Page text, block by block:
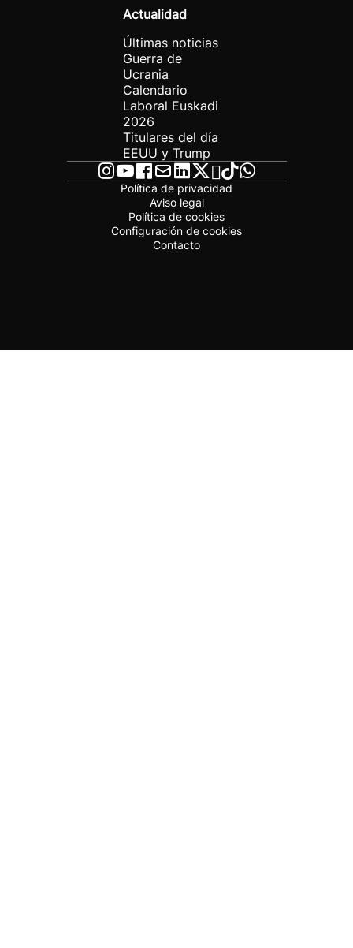
Actualidad
Últimas noticias
Guerra de
Ucrania
Calendario
Laboral Euskadi
2026
Titulares del día
EEUU y Trump
Política de privacidad
Aviso legal
Política de cookies
Configuración de cookies
Contacto